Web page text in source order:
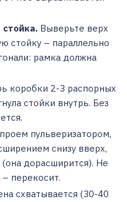
стойка. Выверьте верх
стойку – параллельно
рамка должна
коробки 2-3 распорных
стойки внутрь. Без
пульверизатором,
снизу вверх,
(она дорасширится). Не
перекосит.
схватывается (30-40